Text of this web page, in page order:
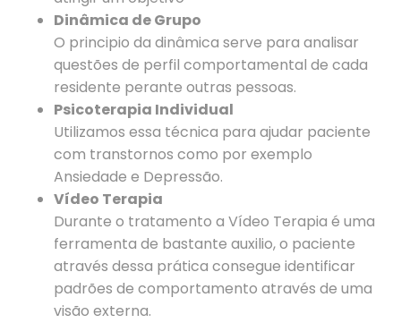
Dinâmica de Grupo
O principio da dinâmica serve para analisar
questões de perfil comportamental de cada
residente perante outras pessoas.
Psicoterapia Individual
Utilizamos essa técnica para ajudar paciente
com transtornos como por exemplo
Ansiedade e Depressão.
Vídeo Terapia
Durante o tratamento a Vídeo Terapia é uma
ferramenta de bastante auxilio, o paciente
através dessa prática consegue identificar
padrões de comportamento através de uma
visão externa.